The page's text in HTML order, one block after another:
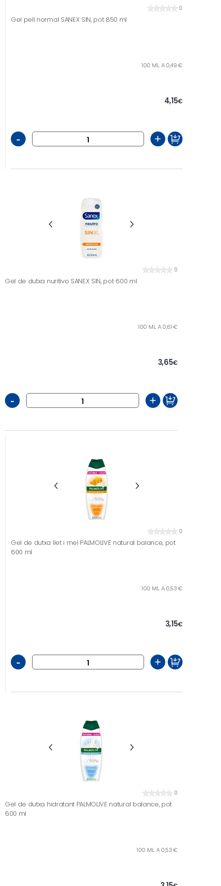
0
Gel pell normal SANEX SIN, pot 850 ml
100 ML. A 0,49 €
4,15€
- +
0
Gel de dutxa nuritivo SANEX SIN, pot 600 ml
100 ML. A 0,61 €
3,65€
- +
0
Gel de dutxa llet i mel PALMOLIVE natural balance, pot
600 ml
100 ML. A 0,53 €
3,15€
- +
0
Gel de dutxa hidratant PALMOLIVE natural balance, pot
600 ml
100 ML. A 0,53 €